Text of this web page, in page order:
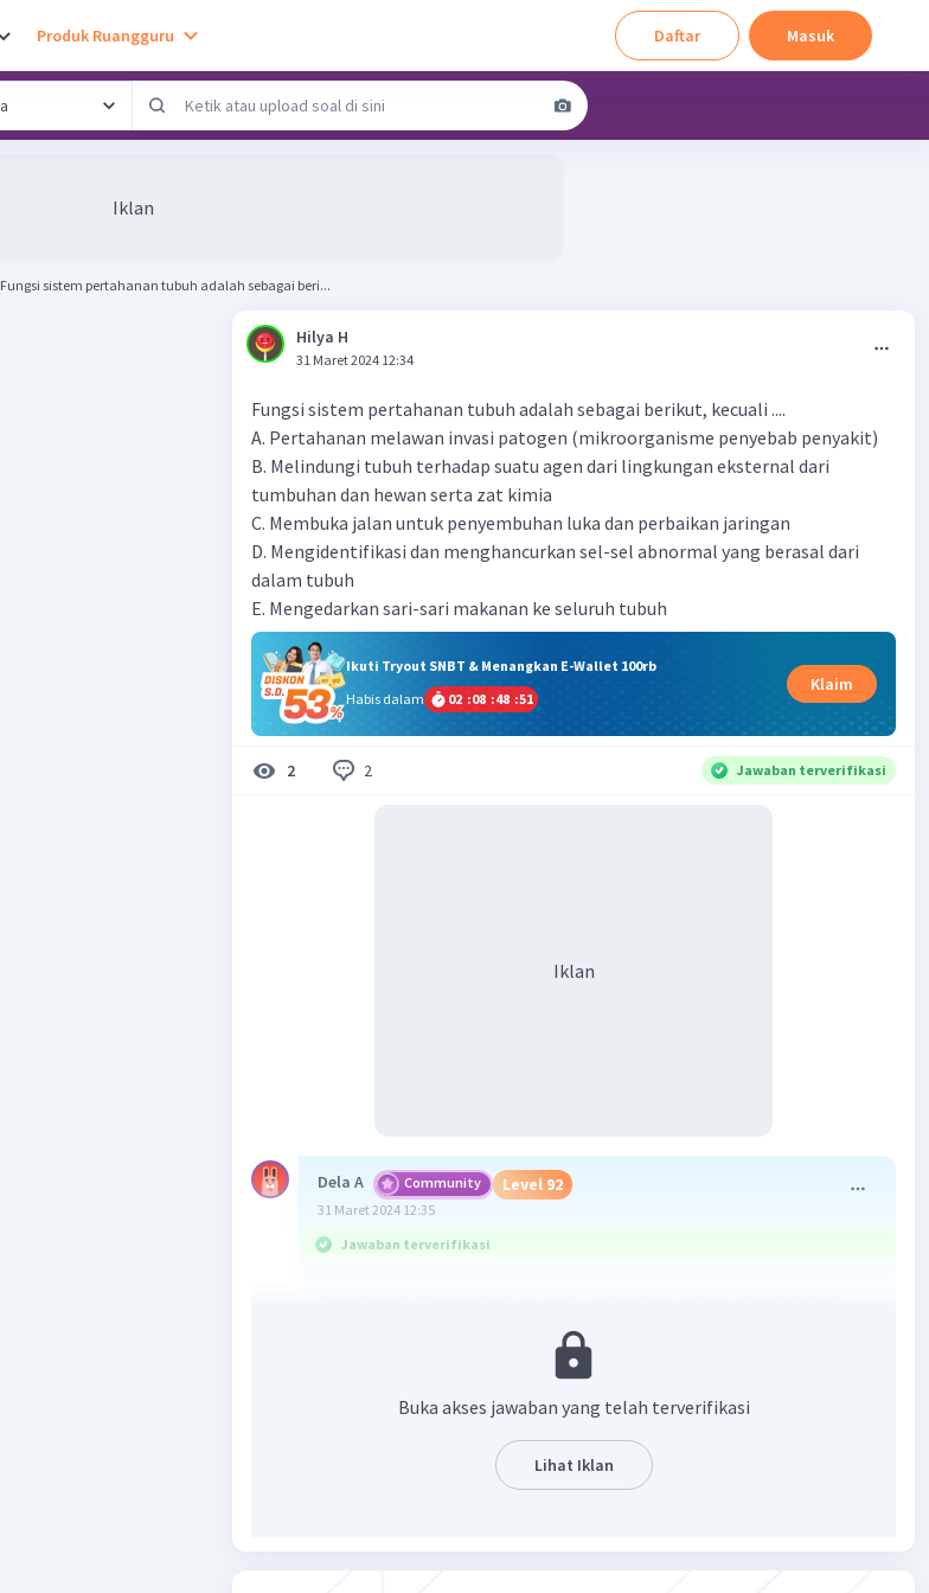
Produk Ruangguru Daftar Masuk
Iklan
Fungsi sistem pertahanan tubuh adalah sebagai beri...
Hilya H
31 Maret 2024 12:34
Fungsi sistem pertahanan tubuh adalah sebagai berikut, kecuali ....
A. Pertahanan melawan invasi patogen (mikroorganisme penyebab penyakit)
B. Melindungi tubuh terhadap suatu agen dari lingkungan eksternal dari
tumbuhan dan hewan serta zat kimia
C. Membuka jalan untuk penyembuhan luka dan perbaikan jaringan
D. Mengidentifikasi dan menghancurkan sel-sel abnormal yang berasal dari
dalam tubuh
E. Mengedarkan sari-sari makanan ke seluruh tubuh
Ikuti Tryout SNBT & Menangkan E-Wallet 100rb
Habis dalam
02 :08 :48 :51
Klaim
2 2 Jawaban terverifikasi
Iklan
Dela A Community Level 92
31 Maret 2024 12:35
Jawaban terverifikasi
Sistem pertahanan tubuh berfungsi untuk:
1. Pertahanan melawan invasi patogen (mikroorganisme penyebab
2. Menghilangkan sel-sel dan jaringan yang rusak karena trauma
hewan serta zat kimia
Buka akses jawaban yang telah terverifikasi
Lihat Iklan